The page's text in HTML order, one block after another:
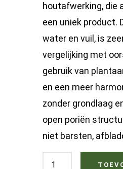
houtafwerking, die
een uniek product.
water en vuil, is
vergelijking met
gebruik van
en een meer
zonder grondlaag
open poriën
niet barsten,
Osmo